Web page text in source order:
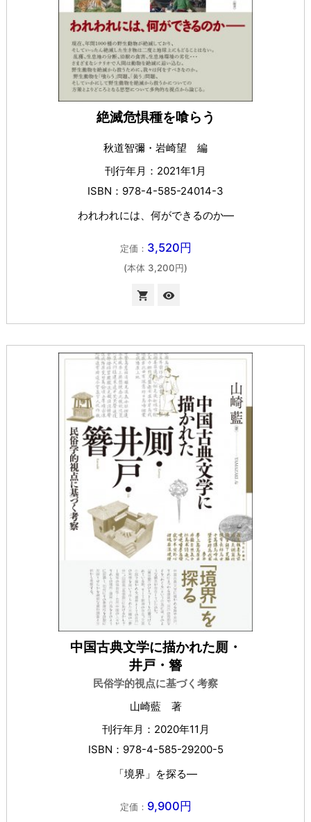
絶滅危惧種を喰らう
秋道智彌・岩崎望 編
刊行年月：2021年1月
ISBN：978-4-585-24014-3
われわれには、何ができるのか―
定価： 3,520円
(本体 3,200円)
 visibility
中国古典文学に描かれた厠・
井戸・簪
民俗学的視点に基づく考察
山崎藍 著
刊行年月：2020年11月
ISBN：978-4-585-29200-5
「境界」を探る―
定価： 9,900円